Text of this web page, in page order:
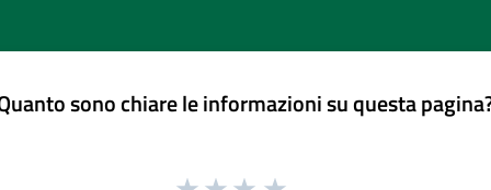
sono chiare le informazioni su questa